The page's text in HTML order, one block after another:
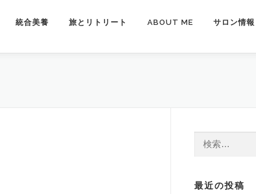
統合美養 旅とリトリート ABOUT ME サロン情報
最近の投稿